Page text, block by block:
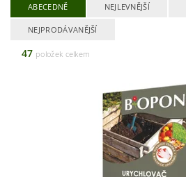
ABECEDNĚ NEJLEVNĚJŠÍ
NEJPRODÁVANĚJŠÍ
47 položek celkem